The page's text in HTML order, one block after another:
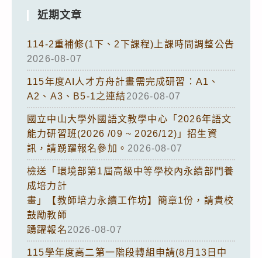
近期文章
114-2重補修(1下、2下課程)上課時間調整公告
2026-08-07
115年度AI人才方舟計畫需完成研習：A1、
A2、A3、B5-1之連結2026-08-07
國立中山大學外國語文教學中心「2026年語文
能力研習班(2026 /09 ~ 2026/12)」招生資
訊，請踴躍報名參加。 2026-08-07
檢送「環境部第1屆高級中等學校內永續部門養
成培力計
畫」【教師培力永續工作坊】簡章1份，請貴校
鼓勵教師
踴躍報名2026-08-07
115學年度高二第一階段轉組申請(8月13日中